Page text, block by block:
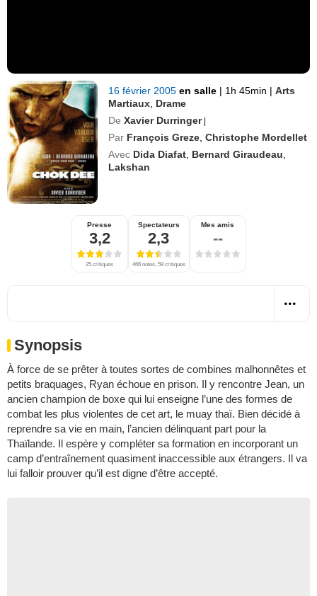
16 février 2005en salle | 1h 45min | Arts
Martiaux Drame
De Xavier Durringer |
Par François Greze ,Christophe Mordellet
Avec Dida Diafat Bernard Giraudeau
Lakshan
Presse
3,2
25 critiques
Spectateurs
2,3
466 notes, 59 critiques
Mes amis
--
Synopsis
À force de se prêter à toutes sortes de combines malhonnêtes et
petits braquages, Ryan échoue en prison. Il y rencontre Jean, un
ancien champion de boxe qui lui enseigne l’une des formes de
combat les plus violentes de cet art, le muay thaï. Bien décidé à
reprendre sa vie en main, l’ancien délinquant part pour la
Thaïlande. Il espère y compléter sa formation en incorporant un
camp d’entraînement quasiment inaccessible aux étrangers. Il va
lui falloir prouver qu’il est digne d’être accepté.